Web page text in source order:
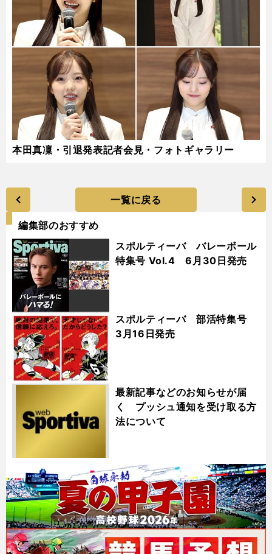
本田真凜・引退発表記者会見・フォトギャラリー
一覧に戻る
編集部のおすすめ
スポルティーバ バレーボール
特集号 Vol.4 6月30日発売
スポルティーバ 部活特集号
3月16日発売
最新記事などのお知らせが届
く プッシュ通知を受け取る方
法について